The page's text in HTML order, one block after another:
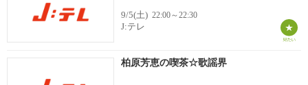
9/5(土) 22:00～22:30
J:テレ
柏原芳恵の喫茶☆歌謡界